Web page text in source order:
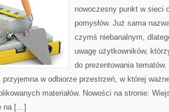
nowoczesny punkt w sieci
pomysłów. Już sama
czymś niebanalnym,
uwagę użytkowników,
do prezentowania
w odbiorze przestrzeń, w której
materiałów. Nowości na stronie:
na […]